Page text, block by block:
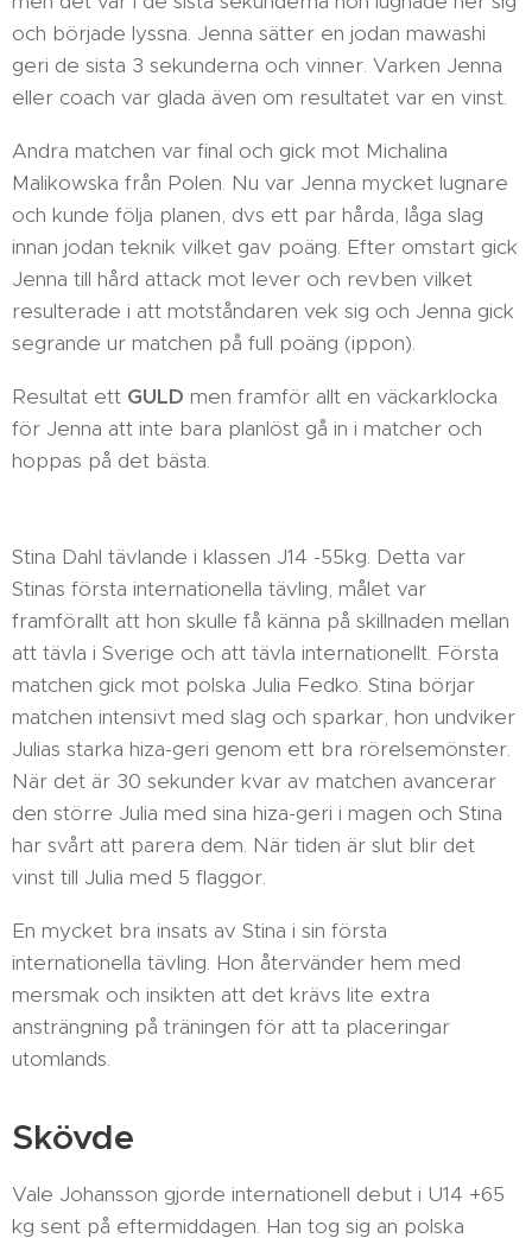
och började lyssna. Jenna sätter en jodan mawashi
geri de sista 3 sekunderna och vinner. Varken Jenna
eller coach var glada även om resultatet var en vinst.
Andra matchen var final och gick mot Michalina
Malikowska från Polen. Nu var Jenna mycket lugnare
och kunde följa planen, dvs ett par hårda, låga slag
innan jodan teknik vilket gav poäng. Efter omstart gick
Jenna till hård attack mot lever och revben vilket
resulterade i att motståndaren vek sig och Jenna gick
segrande ur matchen på full poäng (ippon).
Resultat ett GULD men framför allt en väckarklocka
för Jenna att inte bara planlöst gå in i matcher och
hoppas på det bästa.
Stina Dahl tävlande i klassen J14 -55kg. Detta var
Stinas första internationella tävling, målet var
framförallt att hon skulle få känna på skillnaden mellan
att tävla i Sverige och att tävla internationellt. Första
matchen gick mot polska Julia Fedko. Stina börjar
matchen intensivt med slag och sparkar, hon undviker
Julias starka hiza-geri genom ett bra rörelsemönster.
När det är 30 sekunder kvar av matchen avancerar
den större Julia med sina hiza-geri i magen och Stina
har svårt att parera dem. När tiden är slut blir det
vinst till Julia med 5 flaggor.
En mycket bra insats av Stina i sin första
internationella tävling. Hon återvänder hem med
mersmak och insikten att det krävs lite extra
ansträngning på träningen för att ta placeringar
utomlands.
Skövde
Vale Johansson gjorde internationell debut i U14 +65
kg sent på eftermiddagen. Han tog sig an polska